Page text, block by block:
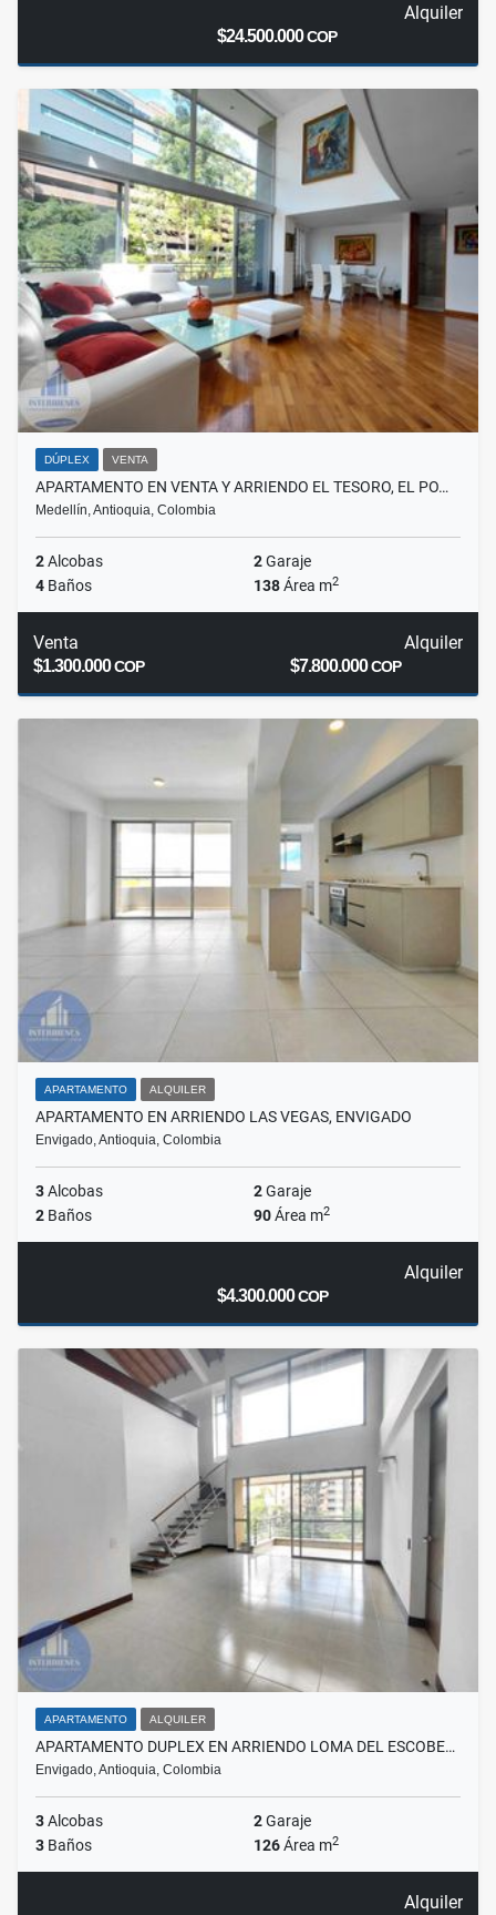
Alquiler
$24.500.000COP
DÚPLEX VENTA
APARTAMENTO EN VENTA Y ARRIENDO EL TESORO, EL PO…
Medellín, Antioquia, Colombia
2Alcobas 2Garaje
4 Baños 138Área m2
Venta
$1.300.000COP
Alquiler
$7.800.000COP
APARTAMENTO ALQUILER
APARTAMENTO EN ARRIENDO LAS VEGAS, ENVIGADO
Envigado, Antioquia, Colombia
3Alcobas 2Garaje
2 Baños 90Área m2
Alquiler
$4.300.000COP
APARTAMENTO ALQUILER
APARTAMENTO DUPLEX EN ARRIENDO LOMA DEL ESCOBE…
Envigado, Antioquia, Colombia
3Alcobas 2Garaje
3 Baños 126Área m2
Alquiler